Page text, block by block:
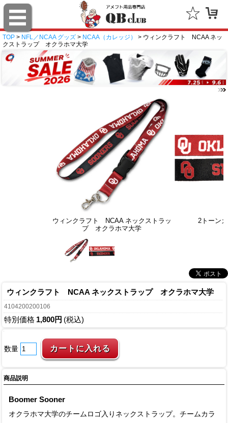
TOP > NFL／NCAA グッズ > NCAA（カレッジ）
> ウィンクラフト NCAA ネッ
クストラップ オクラホマ大学
ウィンクラフト NCAA ネックストラッ
プ オクラホマ大学
2トーン
ウィンクラフト NCAA ネックストラップ オクラホマ大学
4104200200106
特別価格 1,800円 (税込)
数量
商品説明
Boomer Sooner
オクラホマ大学のチームロゴ入りネックストラップ。チームカラ